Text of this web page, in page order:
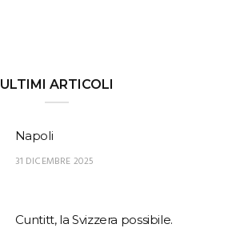
ULTIMI ARTICOLI
Napoli
31 DICEMBRE 2025
Cuntitt, la Svizzera possibile.